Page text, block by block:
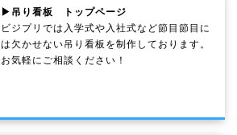
▶吊り看板 トップページ
ビジプリでは入学式や入社式など節目節目に
は欠かせない吊り看板を制作しております。
お気軽にご相談ください！